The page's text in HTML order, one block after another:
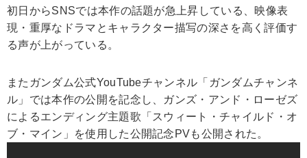
初日からSNSでは本作の話題が急上昇している、映像表
現・重厚なドラマとキャラクター描写の深さを高く評価す
る声が上がっている。
またガンダム公式YouTubeチャンネル「ガンダムチャンネ
ル」では本作の公開を記念し、ガンズ・アンド・ローゼズ
によるエンディング主題歌「スウィート・チャイルド・オ
ブ・マイン」を使用した公開記念PVも公開された。